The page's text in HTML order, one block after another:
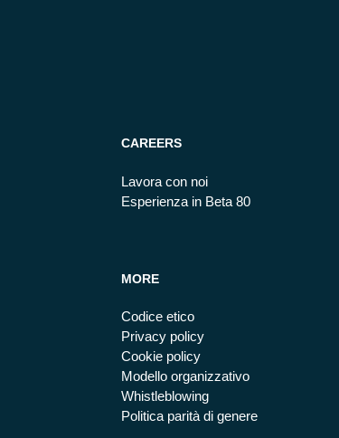
CAREERS
Lavora con noi
Esperienza in Beta 80
MORE
Codice etico
Privacy policy
Cookie policy
Modello organizzativo
Whistleblowing
Politica parità di genere